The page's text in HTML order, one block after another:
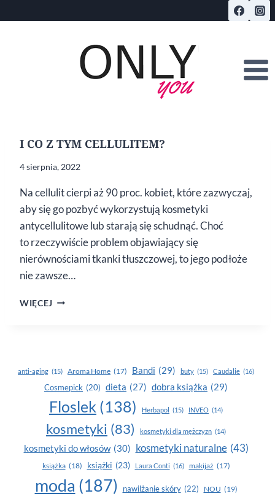
do
I CO Z TYM CELLULITEM?
4 sierpnia, 2022
Na cellulit cierpi aż 90 proc. kobiet, które zazwyczaj,
aby się go pozbyć wykorzystują kosmetyki
antycellulitowe lub starają się schudnąć. Choć
to rzeczywiście problem objawiający się
nierównościami tkanki tłuszczowej, to jego podłoże
nie zawsze…
WIĘCEJ I CO Z TYM
anti-aging (15) Aroma Home (17) Bandi (29) buty (15) Caudalie (16)
Cosmepick (20) dieta (27) dobra książka (29)
Floslek (138) Herbapol (15) INVEO (14)
kosmetyki (83) kosmetyki dla mężczyzn (14)
kosmetyki do włosów (30) kosmetyki naturalne (43)
książka (18) książki (23) Laura Conti (16) makijaż (17)
moda (187) nawilżanie skóry (22) NOU (19)